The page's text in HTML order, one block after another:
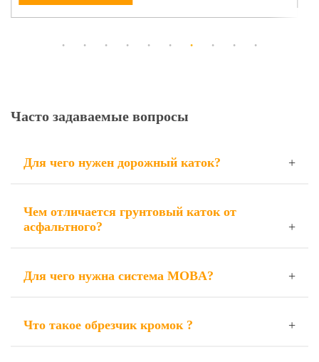
Часто задаваемые вопросы
Для чего нужен дорожный каток?
Чем отличается грунтовый каток от
асфальтного?
Для чего нужна система MOBA?
Что такое обрезчик кромок ?